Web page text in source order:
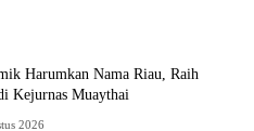
Harumkan Nama Riau, Raih
Kejurnas Muaythai
2026